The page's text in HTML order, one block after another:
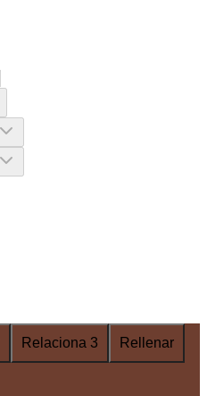
Relaciona 3 Rellenar